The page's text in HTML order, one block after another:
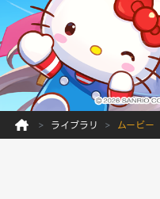
ライブラリ ムービー